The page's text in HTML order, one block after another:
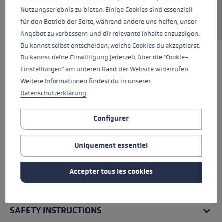
Demander une pièce de rechange
TOUTES LES CARACTÉRISTIQUES
SAFETY INSTRUCTIONS
Nutzungserlebnis zu bieten. Einige Cookies sind essenziell
für den Betrieb der Seite, während andere uns helfen, unser
Angebot zu verbessern und dir relevante Inhalte anzuzeigen.
Du kannst selbst entscheiden, welche Cookies du akzeptierst.
Du kannst deine Einwilligung jederzeit über die "Cookie-
Einstellungen" am unteren Rand der Website widerrufen.
Weitere Informationen findest du in unserer
Datenschutzerklärung.
Configurer
Uniquement essentiel
Accepter tous les cookies